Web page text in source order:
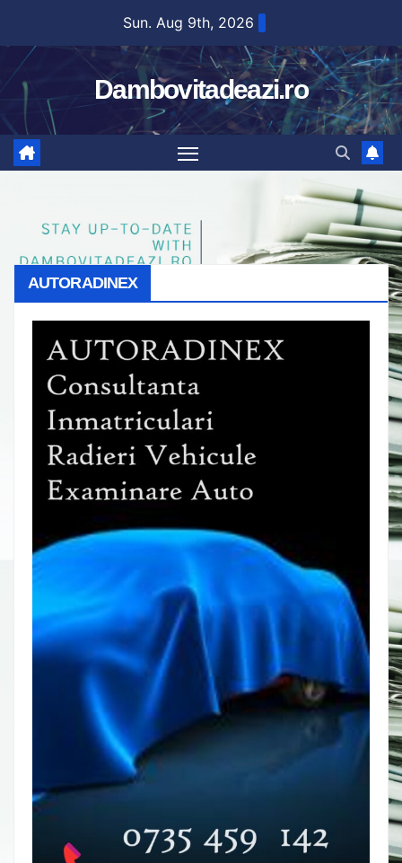
content
Sun. Aug 9th, 2026
Dambovitadeazi.ro
AUTORADINEX